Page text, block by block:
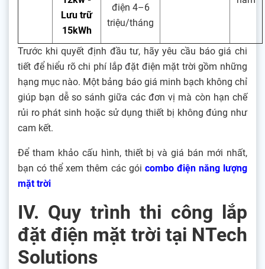
Lưu trữ
15kWh
điện 4–6
triệu/tháng
Trước khi quyết định đầu tư, hãy yêu cầu báo giá chi
tiết để hiểu rõ chi phí lắp đặt điện mặt trời gồm những
hạng mục nào. Một bảng báo giá minh bạch không chỉ
giúp bạn dễ so sánh giữa các đơn vị mà còn hạn chế
rủi ro phát sinh hoặc sử dụng thiết bị không đúng như
cam kết.
Để tham khảo cấu hình, thiết bị và giá bán mới nhất,
bạn có thể xem thêm các gói combo điện năng lượng
mặt trời
IV. Quy trình thi công lắp
đặt điện mặt trời tại NTech
Solutions